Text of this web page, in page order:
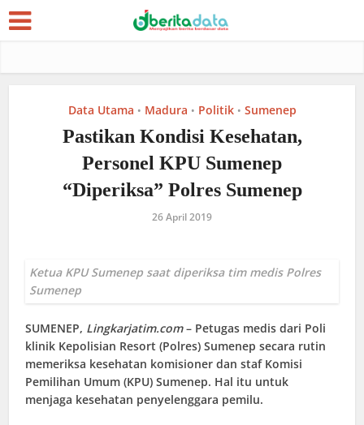
Data Utama • Madura • Politik • Sumenep
Pastikan Kondisi Kesehatan,
Personel KPU Sumenep
“Diperiksa” Polres Sumenep
26 April 2019
Ketua KPU Sumenep saat diperiksa tim medis Polres
Sumenep
SUMENEP, Lingkarjatim.com– Petugas medis dari Poli
klinik Kepolisian Resort (Polres) Sumenep secara rutin
memeriksa kesehatan komisioner dan staf Komisi
Pemilihan Umum (KPU) Sumenep. Hal itu untuk
menjaga kesehatan penyelenggara pemilu.